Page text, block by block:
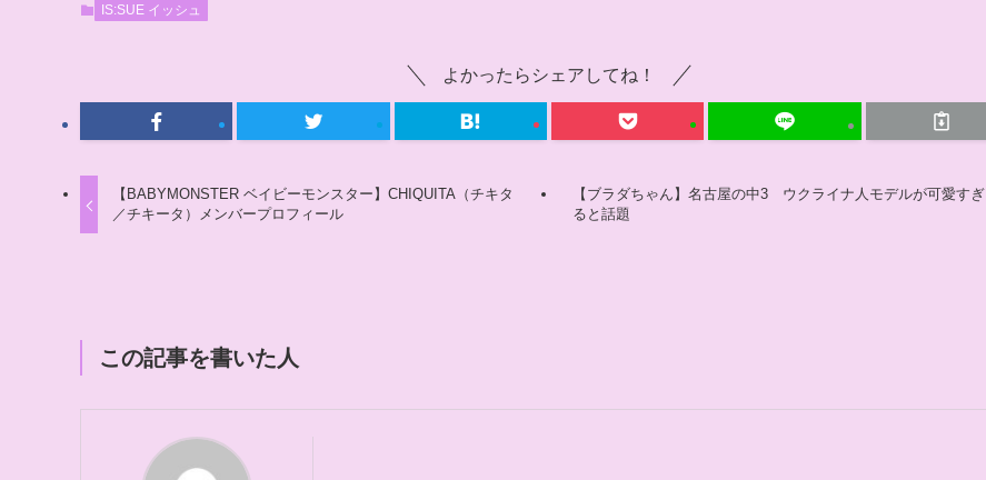
IS:SUE イッシュ
よかったらシェアしてね！
【BABYMONSTER ベイビーモンスター】CHIQUITA（チキタ
／チキータ）メンバープロフィール
【ブラダちゃん】名古屋の中3 ウクライナ人モデルが可愛すぎ
ると話題
この記事を書いた人